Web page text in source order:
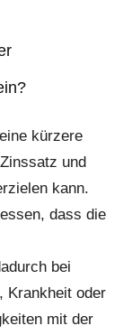
kürzere
und
kann.
dass die
bei
Krankheit oder
mit der